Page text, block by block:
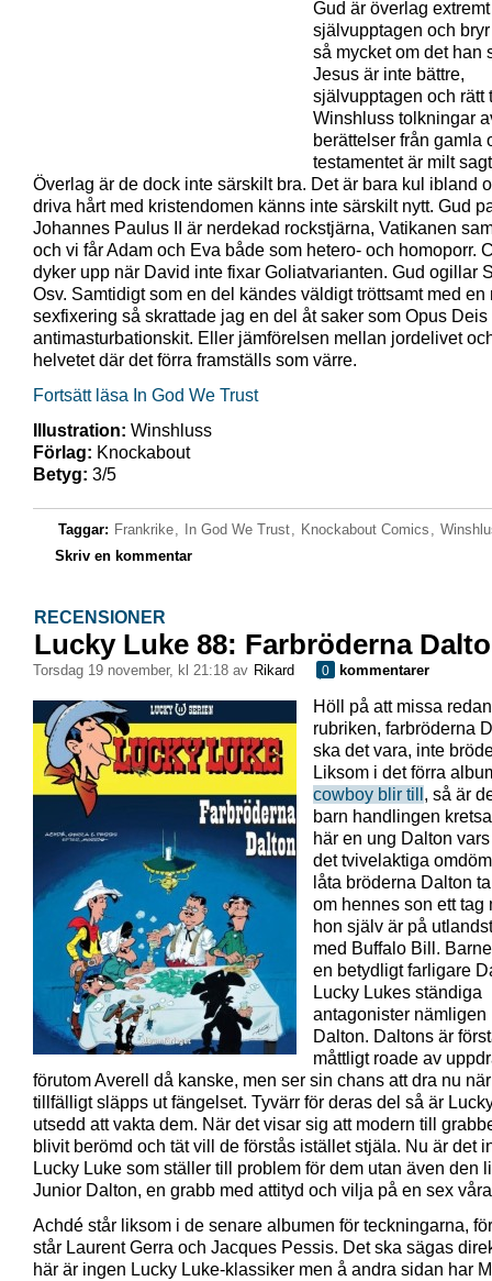
Gud är överlag extremt
självupptagen och
så mycket om det han
Jesus är inte bättre,
självupptagen och rätt
Winshluss tolkningar
berättelser från gamla
testamentet är milt
Överlag är de dock inte särskilt bra. Det är bara kul ibland
driva hårt med kristendomen känns inte särskilt nytt. Gud
Johannes Paulus II är nerdekad rockstjärna, Vatikanen
och vi får Adam och Eva både som hetero- och homoporr.
dyker upp när David inte fixar Goliatvarianten. Gud ogillar
Osv. Samtidigt som en del kändes väldigt tröttsamt med en
sexfixering så skrattade jag en del åt saker som Opus Deis
antimasturbationskit. Eller jämförelsen mellan jordelivet
helvetet där det förra framställs som värre.
Fortsätt läsa In God We Trust
Illustration: Winshluss
Förlag: Knockabout
Betyg: 3/5
Taggar: Frankrike, In God We Trust, Knockabout Comics ,
Skriv en kommentar
RECENSIONER
Lucky Luke 88: Farbröderna
torsdag 19 november, kl 21:18 av Rikard 0 kommentarer
Höll på att missa
rubriken, farbröderna
ska det vara, inte
Liksom i det förra
cowboy blir till , så är
barn handlingen
här en ung Dalton
det tvivelaktiga
låta bröderna Dalton
om hennes son ett tag
hon själv är på
med Buffalo Bill.
en betydligt farligare
Lucky Lukes ständiga
antagonister nämligen
Dalton. Daltons är
måttligt roade av
förutom Averell då kanske, men ser sin chans att dra nu
tillfälligt släpps ut fängelset. Tyvärr för deras del så är
utsedd att vakta dem. När det visar sig att modern till
blivit berömd och tät vill de förstås istället stjäla. Nu är det
Lucky Luke som ställer till problem för dem utan även den
Junior Dalton, en grabb med attityd och vilja på en sex
Achdé står liksom i de senare albumen för teckningarna,
står Laurent Gerra och Jacques Pessis. Det ska sägas
här är ingen Lucky Luke-klassiker men å andra sidan har